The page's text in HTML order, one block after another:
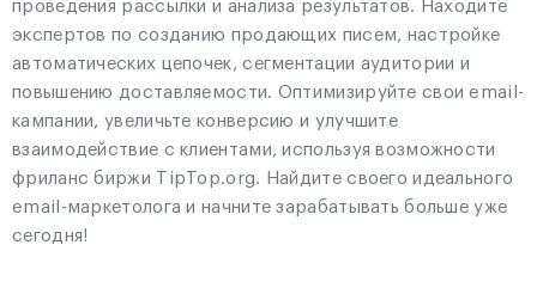
проведения рассылки и анализа результатов. Находите
экспертов по созданию продающих писем, настройке
автоматических цепочек, сегментации аудитории и
повышению доставляемости. Оптимизируйте свои email-
кампании, увеличьте конверсию и улучшите
взаимодействие с клиентами, используя возможности
фриланс биржи TipTop.org. Найдите своего идеального
email-маркетолога и начните зарабатывать больше уже
сегодня!